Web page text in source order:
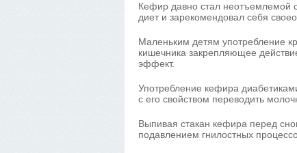
Кефир давно стал неотъемлемой
диет и зарекомендовал себя
Маленьким детям употребление
кишечника закрепляющее
эффект.
Употребление кефира
с его свойством переводить
Выпивая стакан кефира перед
подавлением гнилостных